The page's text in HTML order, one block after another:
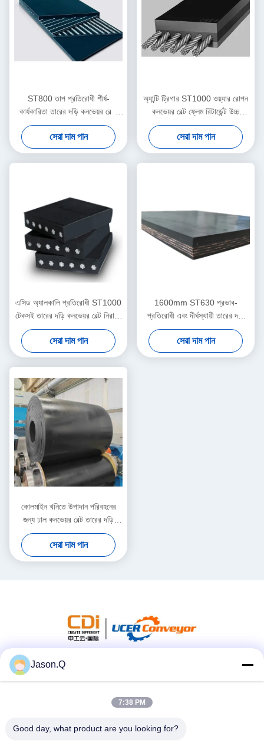
ST800 তাপ প্রতিরোধী শীর্ষ-
কার্যকারিতা তারের দড়ি কনভেয়র বেল্ট-
ছিদ্র প্রতিরোধী
সেরা দাম পান
অ্যান্টি ট্রিগার ST1000 ওয়্যার রোপন
কনভেয়র বেল্ট ফ্লেম রিটার্ডেন্ট উচ্চ
তাপমাত্রা
সেরা দাম পান
এসিড অ্যালকালি প্রতিরোধী ST1000
টেকসই তারের দড়ি কনভেয়র বেল্ট নিরাপদ
উপাদান পরিবহন
সেরা দাম পান
1600mm ST630 প্রভাব-
প্রতিরোধী এবং দীর্ঘস্থায়ী তারের দড়ি
কনভেয়র বেল্ট
সেরা দাম পান
কোলমাইন খনিতে উপাদান পরিবহনের
জন্য ঢাল কনভেয়র বেল্ট তারের দড়ি
কনভেয়র বেল্ট ST630 ST800
সেরা দাম পান
দ্রুত যোগাযোগ
Jason.Q
7:38 PM
Good day, what product are you looking for?